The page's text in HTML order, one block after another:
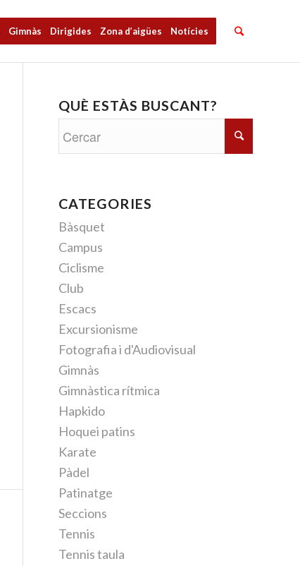
Gimnàs Dirigides Zona d’aigües Notícies
QUÈ ESTÀS BUSCANT?
CATEGORIES
Bàsquet
Campus
Ciclisme
Club
Escacs
Excursionisme
Fotografia i d'Audiovisual
Gimnàs
Gimnàstica rítmica
Hapkido
Hoquei patins
Karate
Pàdel
Patinatge
Seccions
Tennis
Tennis taula